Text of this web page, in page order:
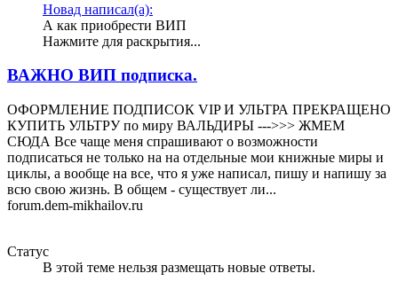
Новад написал(а):
А как приобрести ВИП
Нажмите для раскрытия...
ВАЖНО ВИП подписка.
ОФОРМЛЕНИЕ ПОДПИСОК VIP И УЛЬТРА ПРЕКРАЩЕНО
КУПИТЬ УЛЬТРУ по миру ВАЛЬДИРЫ --->>> ЖМЕМ
СЮДА Все чаще меня спрашивают о возможности
подписаться не только на на отдельные мои книжные миры и
циклы, а вообще на все, что я уже написал, пишу и напишу за
всю свою жизнь. В общем - существует ли...
forum.dem-mikhailov.ru
Статус
В этой теме нельзя размещать новые ответы.